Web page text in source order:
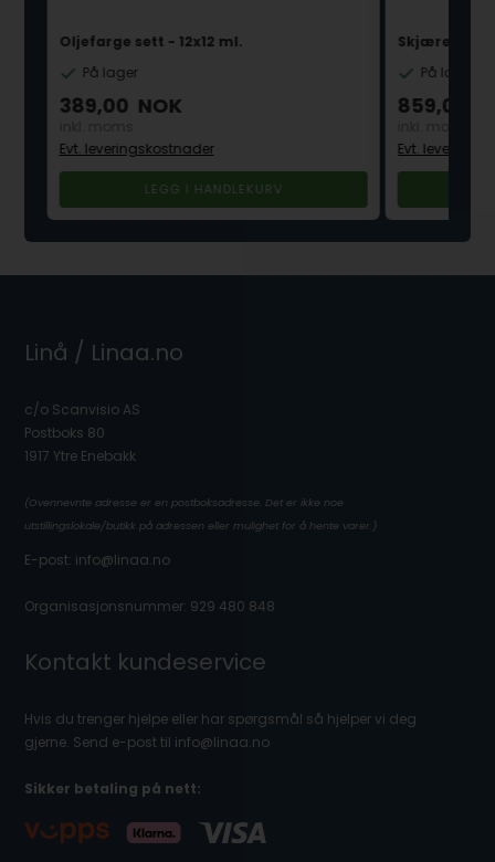
Oljefarge sett - 12x12 ml.
På lager
389,00 NOK
Evt. leveringskostnader
Skjærestål
På lager
859,00
Evt.
Linå / Linaa.no
c/o Scanvisio AS
Postboks 80
1917 Ytre Enebakk
(Ovennevnte adresse er en postboksadresse. Det er ikke noe
utstillingslokale/butikk på adressen eller mulighet for å hente varer.)
E-post: info@linaa.no
Organisasjonsnummer: 929 480 848
Kontakt kundeservice
Hvis du trenger hjelpe eller har spørgsmål så hjelper vi deg
gjerne. Send e-post til info@linaa.no
Sikker betaling på nett: